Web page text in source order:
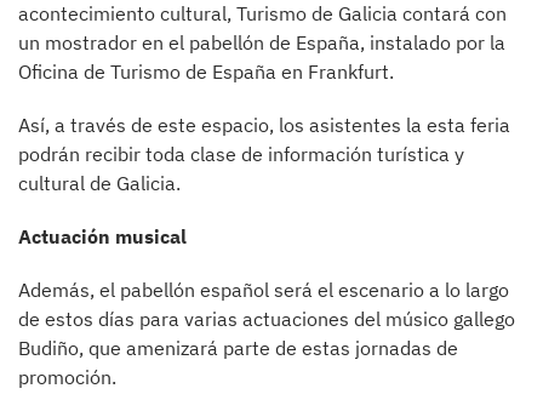
acontecimiento cultural, Turismo de Galicia contará con
un mostrador en el pabellón de España, instalado por la
Oficina de Turismo de España en Frankfurt.
Así, a través de este espacio, los asistentes la esta feria
podrán recibir toda clase de información turística y
cultural de Galicia.
Actuación musical
Además, el pabellón español será el escenario a lo largo
de estos días para varias actuaciones del músico gallego
Budiño, que amenizará parte de estas jornadas de
promoción.